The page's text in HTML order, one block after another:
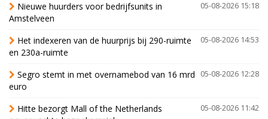
05-08-2026 15:18
Nieuwe huurders voor bedrijfsunits in
Amstelveen
05-08-2026 14:53
Het indexeren van de huurprijs bij 290-ruimte
en 230a-ruimte
05-08-2026 12:28
Segro stemt in met overnamebod van 16 mrd
euro
05-08-2026 11:42
Hitte bezorgt Mall of the Netherlands